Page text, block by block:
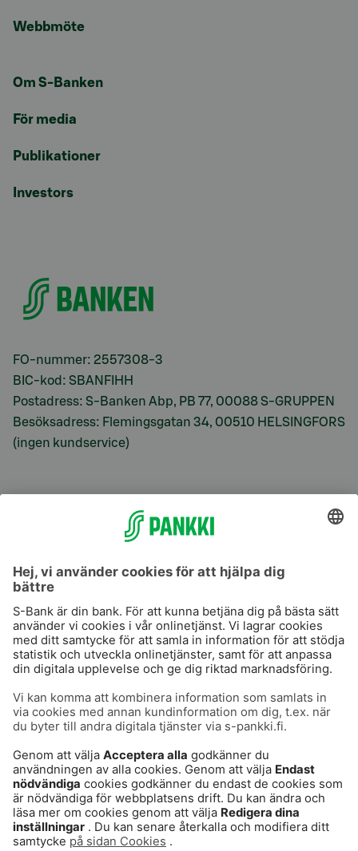
Webbmöte
Om S-Banken
För media
Publikationer
Investors
FO-nummer: 2557308-3
BIC-kod: SBANFIHH
Postadress: S-Banken Abp, PB 77, 00088 S-GRUPPEN
Besöksadress: Flemingsgatan 34, 00510 HELSINGFORS
(ingen kundservice)
S-Prime
Användarvillkor
Dataskydd
Cookies
Tillgänglighetsutlåtande